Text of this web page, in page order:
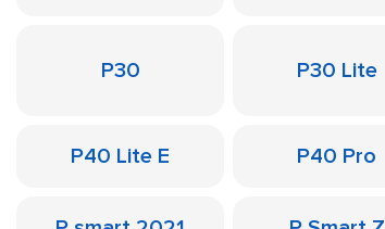
P30 P30 Lite
P40 Lite E P40 Pro